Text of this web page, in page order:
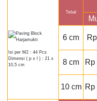
Isi per M2 : 44 Pcs
Dimensi ( p x l ) : 21 x
10,5 cm
Tebal
6 cm
8 cm Rp
10 cm Rp